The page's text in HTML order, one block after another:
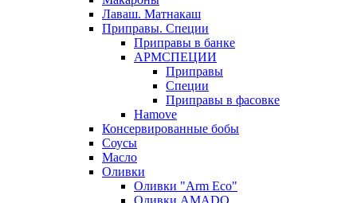
Лаваш. Матнакаш
Приправы. Специи
Приправы в банке
АРМСПЕЦИИ
Приправы
Специи
Приправы в фасовке
Hamove
Консервированные бобы
Соусы
Масло
Оливки
Оливки "Arm Eco"
Оливки AMADO